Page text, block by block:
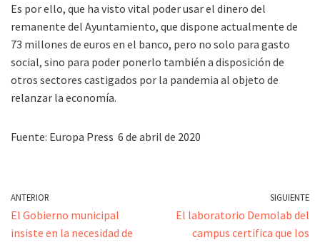
Es por ello, que ha visto vital poder usar el dinero del
remanente del Ayuntamiento, que dispone actualmente de
73 millones de euros en el banco, pero no solo para gasto
social, sino para poder ponerlo también a disposición de
otros sectores castigados por la pandemia al objeto de
relanzar la economía.
Fuente: Europa Press 6 de abril de 2020
ANTERIOR
El Gobierno municipal
insiste en la necesidad de
SIGUIENTE
El laboratorio Demolab del
campus certifica que los